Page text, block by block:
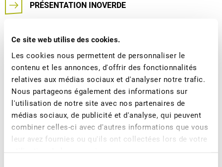
Ce site web utilise des cookies.
Les cookies nous permettent de personnaliser le
contenu et les annonces, d'offrir des fonctionnalités
relatives aux médias sociaux et d'analyser notre trafic.
Nous partageons également des informations sur
l'utilisation de notre site avec nos partenaires de
médias sociaux, de publicité et d'analyse, qui peuvent
combiner celles-ci avec d'autres informations que vous
leur avez fournies ou qu'ils ont collectées lors de votre
PRÉSENTATION INOVERDE
Plus d'actualités